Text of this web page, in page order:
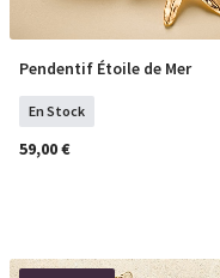
COMMANDER
Pendentif Étoile de Mer
En Stock
59,00 €